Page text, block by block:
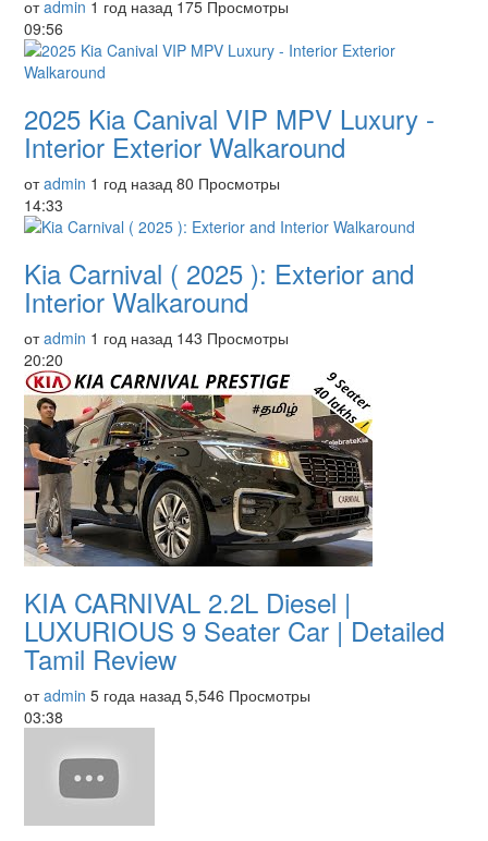
отadmin 1 год назад 175 Просмотры
09:56
2025 Kia Canival VIP MPV Luxury -
Interior Exterior Walkaround
отadmin 1 год назад 80 Просмотры
14:33
Kia Carnival ( 2025 ): Exterior and
Interior Walkaround
отadmin 1 год назад 143 Просмотры
20:20
KIA CARNIVAL 2.2L Diesel |
LUXURIOUS 9 Seater Car | Detailed
Tamil Review
отadmin 5 года назад 5,546 Просмотры
03:38